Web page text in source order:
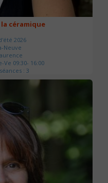
céramique
2026
Neuve
Ve 09:30- 16:00
: 3